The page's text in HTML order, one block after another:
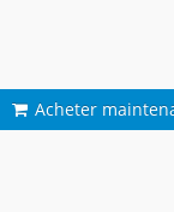
Acheter